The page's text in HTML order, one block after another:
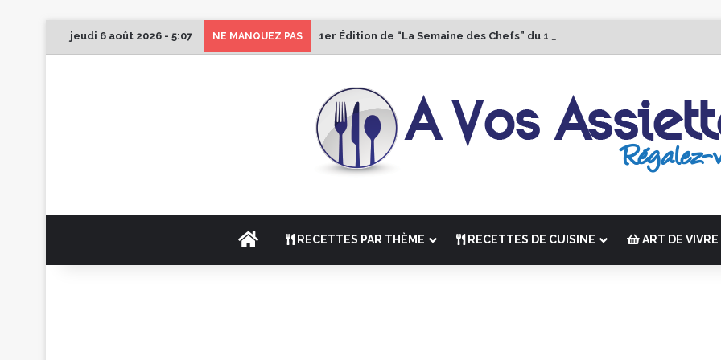
jeudi 6 août 2026 - 5:07 NE MANQUEZ PAS 1er Édition de “La Semaine des Chefs” du 19 au 24 octobre 2026
ACCUEILRECETTES PAR THÈME RECETTES DE CUISINE ART DE VIVRE